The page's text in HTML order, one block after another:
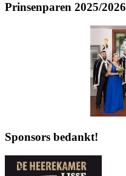
Prinsenparen 2025/2026
Sponsors bedankt!